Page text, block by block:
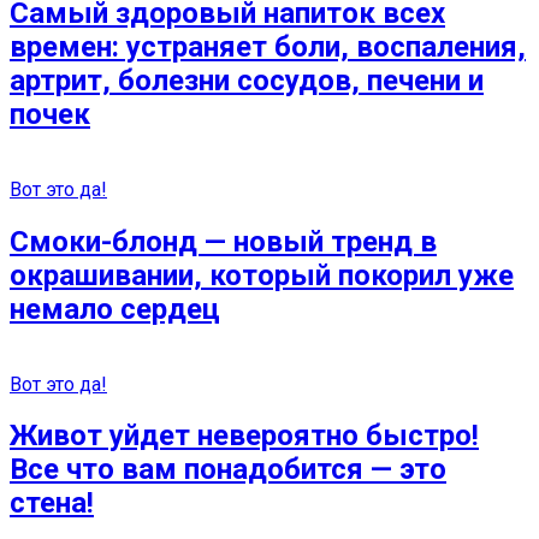
Самый здоровый напиток всех
времен: устраняет боли, воспаления,
артрит, болезни сосудов, печени и
почек
Вот это да!
Смоки-блонд — новый тренд в
окрашивании, который покорил уже
немало сердец
Вот это да!
Живот уйдет невероятно быстро!
Все что вам понадобится — это
стена!